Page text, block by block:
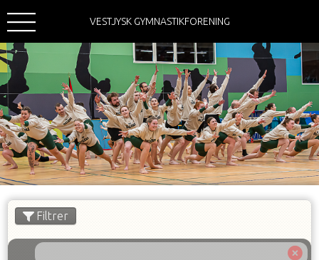
VESTJYSK GYMNASTIKFORENING
Filtrer